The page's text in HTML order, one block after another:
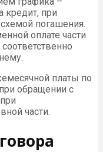
кредит, при
погашения.
оплате части
платы по
обращении с
части.